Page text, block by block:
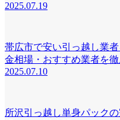
2025.07.19
帯広市で安い引っ越し業
金相場・おすすめ業者を
2025.07.10
所沢引っ越し単身パック